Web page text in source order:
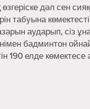
дәл сен
табуына
аударып, сіз
бадминтон
190 елде